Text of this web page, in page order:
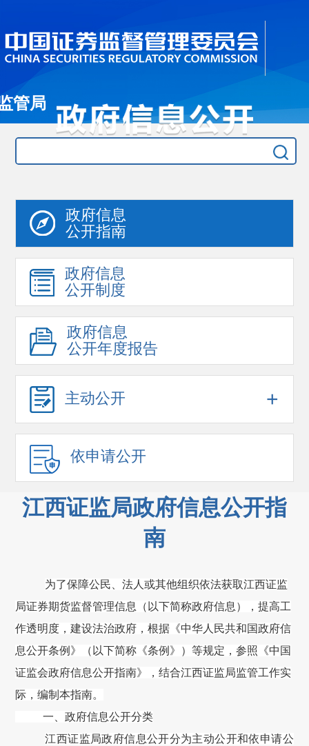
管局
政府信息
公开指南
政府信息
公开制度
政府信息
公开年度报告
主动公开 +
依申请公开
江西证监局政府信息公开指
南
为了保障公民、法人或其他组织依法获取江西证监
局证券期货监督管理信息（以下简称政府信息），提高工
作透明度，建设法治政府，根据《中华人民共和国政府信
息公开条例》（以下简称《条例》）等规定，参照《中国
证监会政府信息公开指南》，结合江西证监局监管工作实
际，编制本指南。
一、政府信息公开分类
江西证监局政府信息公开分为主动公开和依申请公